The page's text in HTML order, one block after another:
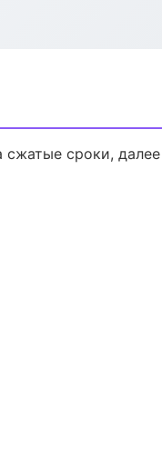
сжатые сроки,